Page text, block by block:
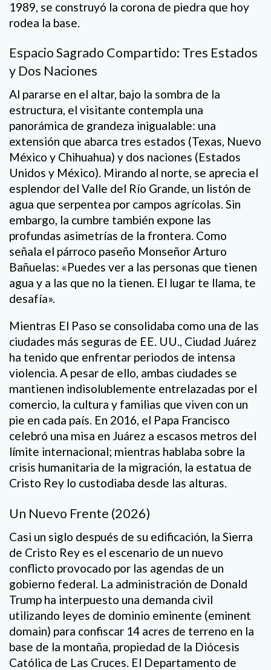
1989, se construyó la corona de piedra que hoy
rodea la base.
Espacio Sagrado Compartido: Tres Estados
y Dos Naciones
Al pararse en el altar, bajo la sombra de la
estructura, el visitante contempla una
panorámica de grandeza inigualable: una
extensión que abarca tres estados (Texas, Nuevo
México y Chihuahua) y dos naciones (Estados
Unidos y México). Mirando al norte, se aprecia el
esplendor del Valle del Río Grande, un listón de
agua que serpentea por campos agrícolas. Sin
embargo, la cumbre también expone las
profundas asimetrías de la frontera. Como
señala el párroco paseño Monseñor Arturo
Bañuelas: «Puedes ver a las personas que tienen
agua y a las que no la tienen. El lugar te llama, te
desafía».
Mientras El Paso se consolidaba como una de las
ciudades más seguras de EE. UU., Ciudad Juárez
ha tenido que enfrentar periodos de intensa
violencia. A pesar de ello, ambas ciudades se
mantienen indisolublemente entrelazadas por el
comercio, la cultura y familias que viven con un
pie en cada país. En 2016, el Papa Francisco
celebró una misa en Juárez a escasos metros del
límite internacional; mientras hablaba sobre la
crisis humanitaria de la migración, la estatua de
Cristo Rey lo custodiaba desde las alturas.
Un Nuevo Frente (2026)
Casi un siglo después de su edificación, la Sierra
de Cristo Rey es el escenario de un nuevo
conflicto provocado por las agendas de un
gobierno federal. La administración de Donald
Trump ha interpuesto una demanda civil
utilizando leyes de dominio eminente (eminent
domain) para confiscar 14 acres de terreno en la
base de la montaña, propiedad de la Diócesis
Católica de Las Cruces. El Departamento de